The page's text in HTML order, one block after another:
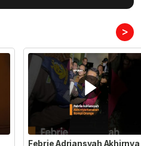
>
Febrie Adriansyah Akhirnya